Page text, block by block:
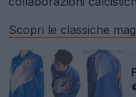
Scopri le classiche